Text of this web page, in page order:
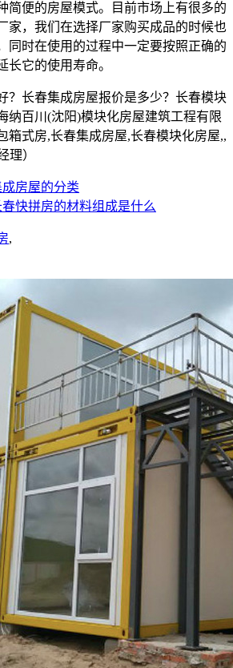
简便的房屋模式。目前市场上有很多的
家，我们在选择厂家购买成品的时候也
同时在使用的过程中一定要按照正确的
长它的使用寿命。
？长春集成房屋报价是多少？长春模块
纳百川(沈阳)模块化房屋建筑工程有限
箱式房,长春集成房屋,长春模块化房屋,,
理）
房屋的分类
春快拼房的材料组成是什么
,